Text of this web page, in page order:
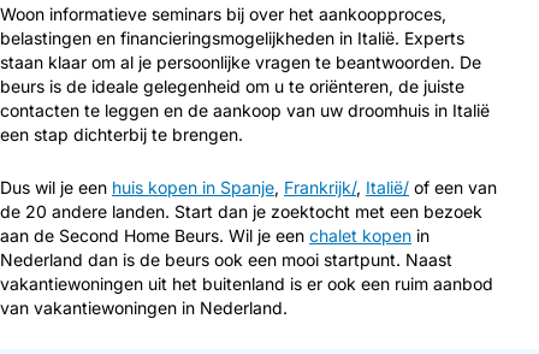
Woon informatieve seminars bij over het aankoopproces,
belastingen en financieringsmogelijkheden in Italië. Experts
staan klaar om al je persoonlijke vragen te beantwoorden. De
beurs is de ideale gelegenheid om u te oriënteren, de juiste
contacten te leggen en de aankoop van uw droomhuis in Italië
een stap dichterbij te brengen.
Dus wil je een huis kopen in Spanje, Frankrijk/, Italië/ of een van
de 20 andere landen. Start dan je zoektocht met een bezoek
aan de Second Home Beurs. Wil je een chalet kopen in
Nederland dan is de beurs ook een mooi startpunt. Naast
vakantiewoningen uit het buitenland is er ook een ruim aanbod
van vakantiewoningen in Nederland.